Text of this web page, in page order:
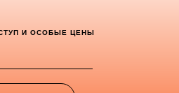
И ОСОБЫЕ ЦЕНЫ